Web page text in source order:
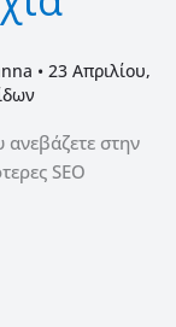
• 23 Απριλίου,
ανεβάζετε στην
SEO